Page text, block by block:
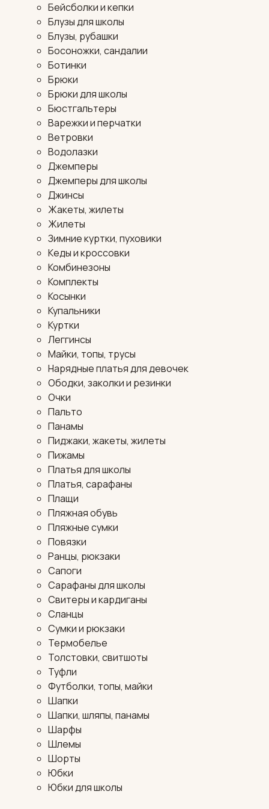
Бейсболки и кепки
Блузы для школы
Блузы, рубашки
Босоножки, сандалии
Ботинки
Брюки
Брюки для школы
Бюстгальтеры
Варежки и перчатки
Ветровки
Водолазки
Джемперы
Джемперы для школы
Джинсы
Жакеты, жилеты
Жилеты
Зимние куртки, пуховики
Кеды и кроссовки
Комбинезоны
Комплекты
Косынки
Купальники
Куртки
Леггинсы
Майки, топы, трусы
Нарядные платья для девочек
Ободки, заколки и резинки
Очки
Пальто
Панамы
Пиджаки, жакеты, жилеты
Пижамы
Платья для школы
Платья, сарафаны
Плащи
Пляжная обувь
Пляжные сумки
Повязки
Ранцы, рюкзаки
Сапоги
Сарафаны для школы
Свитеры и кардиганы
Сланцы
Сумки и рюкзаки
Термобелье
Толстовки, свитшоты
Туфли
Футболки, топы, майки
Шапки
Шапки, шляпы, панамы
Шарфы
Шлемы
Шорты
Юбки
Юбки для школы